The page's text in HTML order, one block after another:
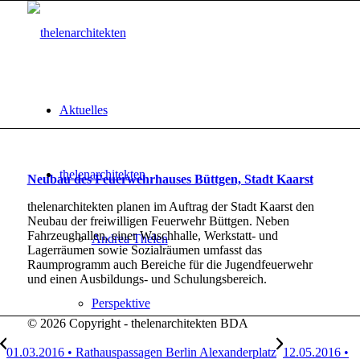
Aktuelles
thelenarchitekten
Andrea Thelen
Perspektive
Neubau des Feuerwehrhauses Büttgen, Stadt Kaarst
thelenarchitekten planen im Auftrag der Stadt Kaarst den
Neubau der freiwilligen Feuerwehr Büttgen. Neben
Fahrzeughallen, einer Waschhalle, Werkstatt- und
Lagerräumen sowie Sozialräumen umfasst das
Raumprogramm auch Bereiche für die Jugendfeuerwehr
und einen Ausbildungs- und Schulungsbereich.
© 2026 Copyright - thelenarchitekten BDA
01.03.2016 • Rathauspassagen Berlin Alexanderplatz 12.05.2016 •